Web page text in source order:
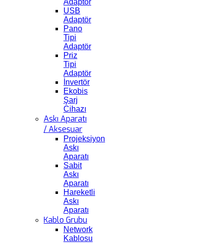
Adaptör
USB
Adaptör
Pano
Tipi
Adaptör
Priz
Tipi
Adaptör
İnvertör
Ekobis
Şarj
Cihazı
Askı Aparatı
/ Aksesuar
Projeksiyon
Askı
Aparatı
Sabit
Askı
Aparatı
Hareketli
Askı
Aparatı
Kablo Grubu
Network
Kablosu